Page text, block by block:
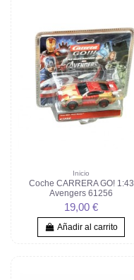
Inicio
Coche CARRERA GO! 1:43
Avengers 61256
19,00 €
Añadir al carrito